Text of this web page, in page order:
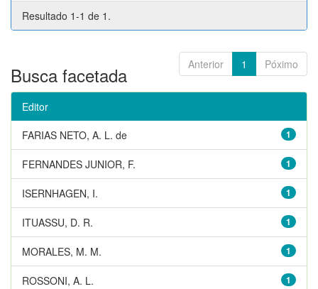
Resultado 1-1 de 1.
Anterior 1 Póximo
Busca facetada
Editor
1
FARIAS NETO, A. L. de
1
FERNANDES JUNIOR, F.
1
ISERNHAGEN, I.
1
ITUASSU, D. R.
1
MORALES, M. M.
1
ROSSONI, A. L.